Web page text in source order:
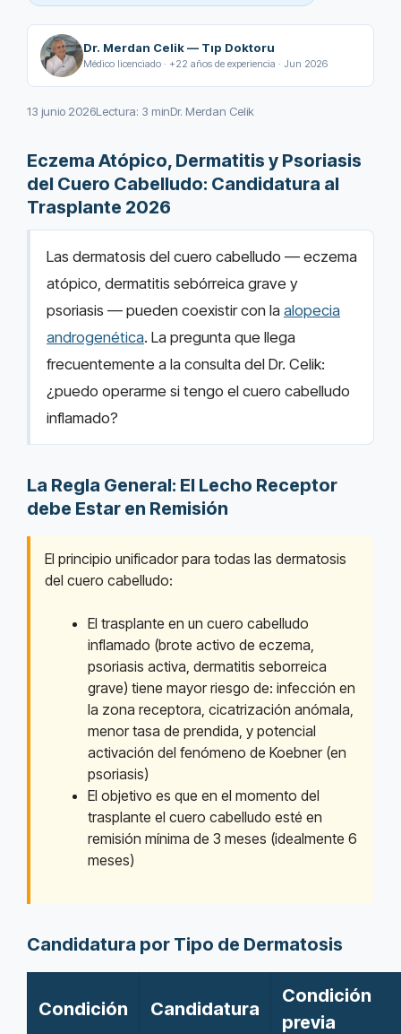
Dr. Merdan Celik — Tıp Doktoru
Médico licenciado · +22 años de experiencia · Jun 2026
13 junio 2026Lectura: 3 minDr. Merdan Celik
Eczema Atópico, Dermatitis y Psoriasis
del Cuero Cabelludo: Candidatura al
Trasplante 2026
Las dermatosis del cuero cabelludo — eczema
atópico, dermatitis sebórreica grave y
psoriasis — pueden coexistir con la alopecia
androgenética. La pregunta que llega
frecuentemente a la consulta del Dr. Celik:
¿puedo operarme si tengo el cuero cabelludo
inflamado?
La Regla General: El Lecho Receptor
debe Estar en Remisión
El principio unificador para todas las dermatosis
del cuero cabelludo:
El trasplante en un cuero cabelludo
inflamado (brote activo de eczema,
psoriasis activa, dermatitis seborreica
grave) tiene mayor riesgo de: infección en
la zona receptora, cicatrización anómala,
menor tasa de prendida, y potencial
activación del fenómeno de Koebner (en
psoriasis)
El objetivo es que en el momento del
trasplante el cuero cabelludo esté en
remisión mínima de 3 meses (idealmente 6
meses)
Candidatura por Tipo de Dermatosis
Condición Candidatura
Condición
previa